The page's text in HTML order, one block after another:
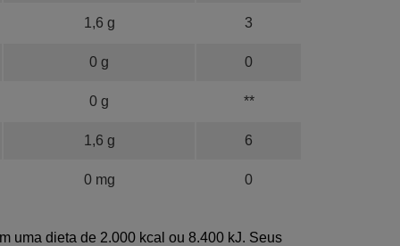
1,6 g 3
0 g 0
0 g **
1,6 g 6
0 mg 0
uma dieta de 2.000 kcal ou 8.400 kJ. Seus